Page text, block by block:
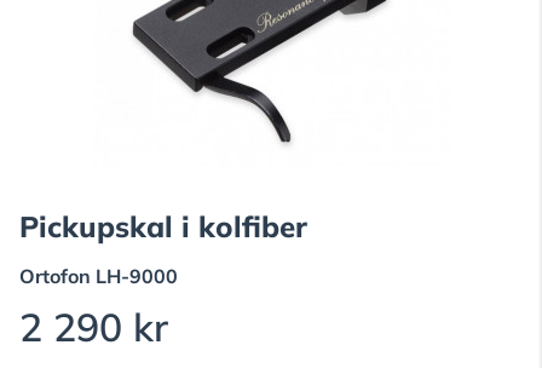
Pickupskal i kolfiber
Ortofon LH-9000
2 290 kr